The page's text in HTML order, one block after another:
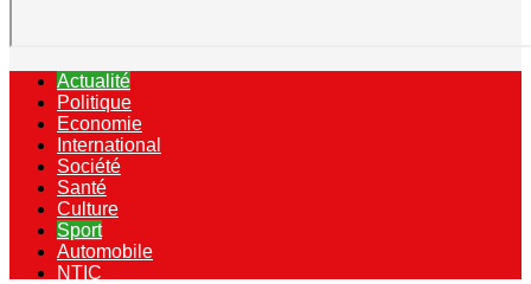
Actualité
Politique
Economie
International
Société
Santé
Culture
Sport
Automobile
NTIC